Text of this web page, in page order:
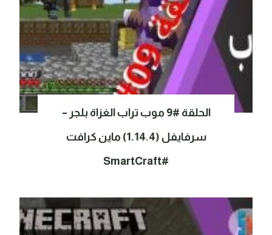
الحلقة #9 موب تراب الغزاة بلجر –
سرفايفل (1.14.4) ماين كرافت
#SmartCraft